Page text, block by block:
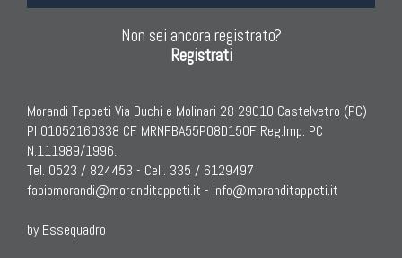
Non sei ancora registrato?
Registrati
Morandi Tappeti Via Duchi e Molinari 28 29010 Castelvetro (PC)
PI 01052160338 CF MRNFBA55P08D150F Reg.Imp. PC
N.111989/1996.
Tel. 0523 / 824453 - Cell. 335 / 6129497
fabiomorandi@moranditappeti.it - info@moranditappeti.it
by Essequadro